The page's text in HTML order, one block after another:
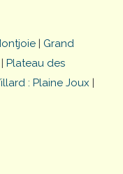
| Grand
| Plateau des
: Plaine Joux |